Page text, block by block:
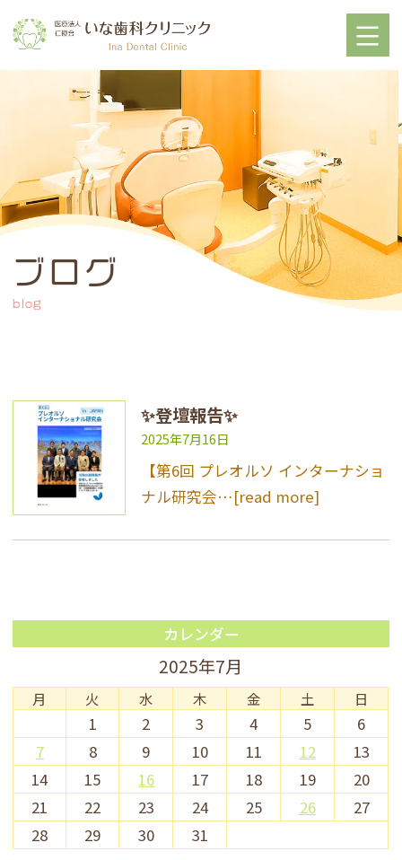
ブログ
blog
✨登壇報告✨
2025年7月16日
【第6回 プレオルソ インターナショ
ナル研究会…[read more]
カレンダー
2025年7月
月 火 水 木 金 土 日
1 2 3 4 5
6
7
8 9 10 11 12
13
14
15 16 17 18 19
20
21
22 23 24 25 26
27
28
29 30 31